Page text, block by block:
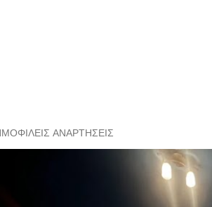
ΑΝΑΡΤΉΣΕΙΣ